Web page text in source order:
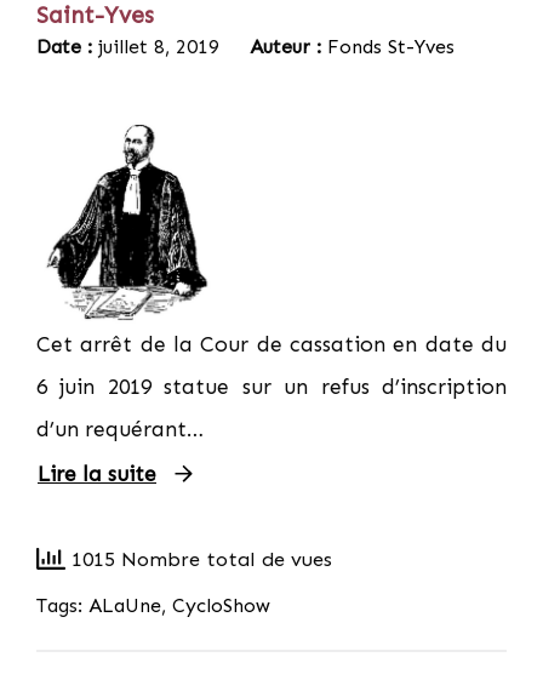
Saint-Yves
Date : juillet 8, 2019 Auteur : Fonds St-Yves
Cet arrêt de la Cour de cassation en date du
6 juin 2019 statue sur un refus d’inscription
d’un requérant…
Lire la suite
1015 Nombre total de vues
Tags: ALaUne, CycloShow